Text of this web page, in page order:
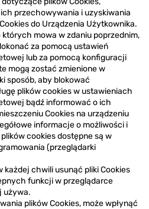
przechowywania i uzyskiwania
do Urządzenia Użytkownika.
których mowa w zdaniu poprzednim,
za pomocą ustawień
lub za pomocą konfiguracji
mogą zostać zmienione w
sposób, aby blokować
plików cookies w ustawieniach
bądź informować o ich
Cookies na urządzeniu
informacje o możliwości i
cookies dostępne są w
(przeglądarki
każdej chwili usunąć pliki Cookies
funkcji w przeglądarce
używa.
plików Cookies, może wpłynąć